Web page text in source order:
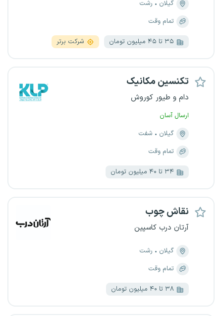
گیلان
رشت
تمام وقت
۳۵ تا ۴۵ میلیون تومان شرکت برتر
تکنسین مکانیک
دام و طیور کوروش
ارسال آسان
گیلان
شفت
تمام وقت
۳۴ تا ۴۰ میلیون تومان
نقاش چوب
آرتان درب کاسپین
گیلان
رشت
تمام وقت
۳۸ تا ۴۰ میلیون تومان